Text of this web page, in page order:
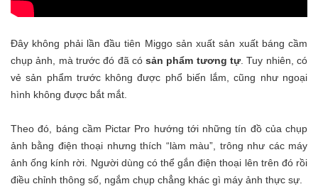
Đây không phải lần đầu tiên Miggo sản xuất sản xuất báng cầm
chụp ảnh, mà trước đó đã cósản phẩm tương tự. Tuy nhiên, có
vẻ sản phẩm trước không được phổ biến lắm, cũng như ngoại
hình không được bắt mắt.
Theo đó, báng cầm Pictar Pro hướng tới những tín đồ của chụp
ảnh bằng điện thoại nhưng thích “làm màu”, trông như các máy
ảnh ống kính rời. Người dùng có thể gắn điện thoại lên trên đó rồi
điều chỉnh thông số, ngắm chụp chẳng khác gì máy ảnh thực sự.